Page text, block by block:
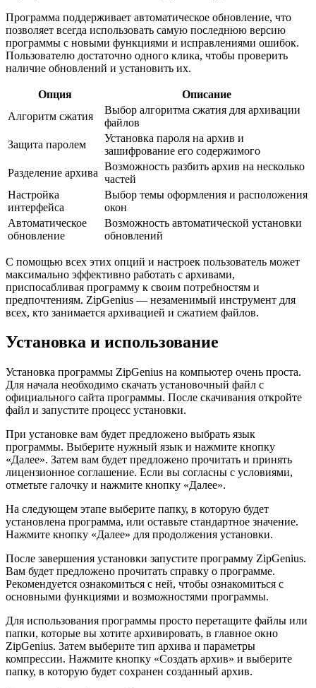
Программа поддерживает автоматическое обновление, что
позволяет всегда использовать самую последнюю версию
программы с новыми функциями и исправлениями ошибок.
Пользователю достаточно одного клика, чтобы проверить
наличие обновлений и установить их.
Опция
Описание
Алгоритм сжатия
Выбор алгоритма сжатия для архивации
файлов
Защита паролем
Установка пароля на архив и
зашифрование его содержимого
Разделение архива
Возможность разбить архив на несколько
частей
Настройка
интерфейса
Выбор темы оформления и расположения
окон
Автоматическое
обновление
Возможность автоматической установки
обновлений
С помощью всех этих опций и настроек пользователь может
максимально эффективно работать с архивами,
приспосабливая программу к своим потребностям и
предпочтениям. ZipGenius — незаменимый инструмент для
всех, кто занимается архивацией и сжатием файлов.
Установка и использование
Установка программы ZipGenius на компьютер очень проста.
Для начала необходимо скачать установочный файл с
официального сайта программы. После скачивания откройте
файл и запустите процесс установки.
При установке вам будет предложено выбрать язык
программы. Выберите нужный язык и нажмите кнопку
«Далее». Затем вам будет предложено прочитать и принять
лицензионное соглашение. Если вы согласны с условиями,
отметьте галочку и нажмите кнопку «Далее».
На следующем этапе выберите папку, в которую будет
установлена программа, или оставьте стандартное значение.
Нажмите кнопку «Далее» для продолжения установки.
После завершения установки запустите программу ZipGenius.
Вам будет предложено прочитать справку о программе.
Рекомендуется ознакомиться с ней, чтобы ознакомиться с
основными функциями и возможностями программы.
Для использования программы просто перетащите файлы или
папки, которые вы хотите архивировать, в главное окно
ZipGenius. Затем выберите тип архива и параметры
компрессии. Нажмите кнопку «Создать архив» и выберите
папку, в которую будет сохранен созданный архив.